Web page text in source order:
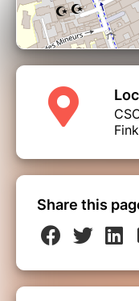
Share this